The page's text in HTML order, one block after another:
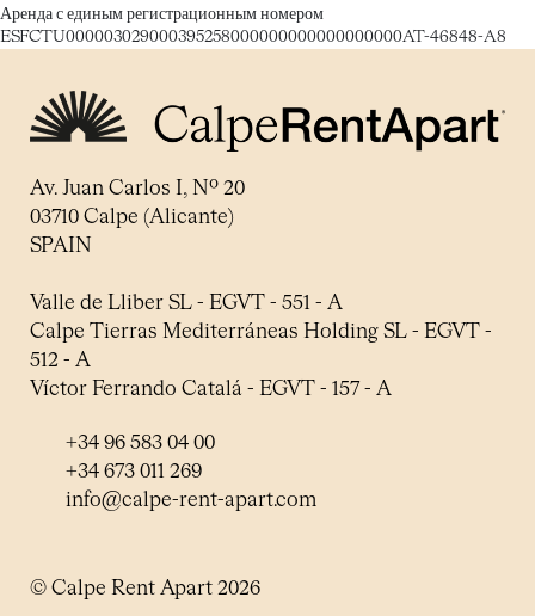
Аренда с единым регистрационным номером
ESFCTU000003029000395258000000000000000000AT-46848-A8
Av. Juan Carlos I, Nº 20
03710 Calpe (Alicante)
SPAIN
Valle de Lliber SL - EGVT - 551 - A
Calpe Tierras Mediterráneas Holding SL - EGVT -
512 - A
Víctor Ferrando Catalá - EGVT - 157 - A
+34 96 583 04 00
+34 673 011 269
info@calpe-rent-apart.com
© Calpe Rent Apart 2026